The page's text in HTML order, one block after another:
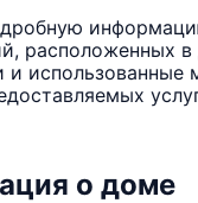
расположенных в
и
о доме